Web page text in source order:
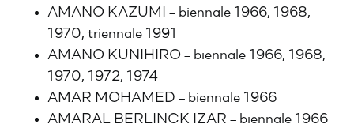
AMANO KAZUMI – biennale 1966, 1968,
1970, triennale 1991
AMANO KUNIHIRO – biennale 1966, 1968,
1970, 1972, 1974
AMAR MOHAMED – biennale 1966
AMARAL BERLINCK IZAR – biennale 1966